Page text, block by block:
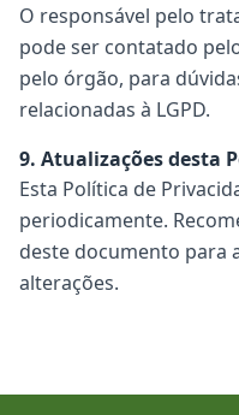
O responsável pelo
pode ser contatado
pelo órgão, para
relacionadas à LGPD.
9. Atualizações desta
Esta Política de
periodicamente.
deste documento para
alterações.